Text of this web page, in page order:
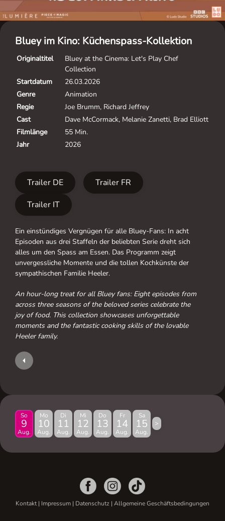
Bluey im Kino: Küchenspass-Kollektion
Originaltitel
Bluey at the Cinema: Let's Play Chef
Collection
Startdatum
26.03.2026
Genre
Animation
Regie
Joe Brumm, Richard Jeffrey
Cast
Dave McCormack, Melanie Zanetti, Brad Elliott
Filmlänge
55 Min.
Jahr
2026
Trailer DE
Trailer FR
Trailer IT
Ein einstündiges Vergnügen für alle Bluey-Fans: In acht
Episoden aus drei Staffeln der beliebten Serie dreht sich
alles um den Spass am Essen. Das Programm zeigt
unvergessliche Momente und die tollen Kochkünste der
sympathischen Familie Heeler.
An hour-long treat for all Bluey fans: Eight episodes from
across three seasons of the beloved series celebrate the
joy of food. This collection showcases unforgettable
moments and the fantastic cooking skills of the lovable
Heeler family.
So
9
Aug.
Mo
10
Aug.
Di
11
Aug.
Mi
12
Aug.
Do
13
Aug.
Fr
14
Aug.
Sa
15
Aug.
>
Kontakt| Impressum | Datenschutz | Allgemeine Geschäftsbedingungen